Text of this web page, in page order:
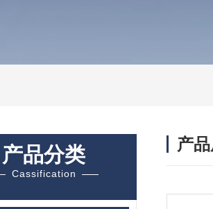
产品分类
Cassification
产